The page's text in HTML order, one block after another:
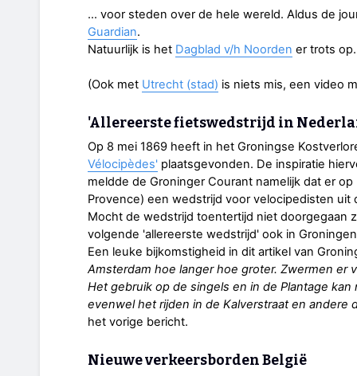
… voor steden over de hele wereld. Aldus de
Guardian.
Natuurlijk is het Dagblad v/h Noorden er trots
(Ook met Utrecht (stad) is niets mis, een video
'Allereerste fietswedstrijd in
Op 8 mei 1869 heeft in het Groningse
Vélocipèdes' plaatsgevonden. De inspiratie
meldde de Groninger Courant namelijk dat er
Provence) een wedstrijd voor velocipedisten
Mocht de wedstrijd toentertijd niet doorgegaan
volgende 'allereerste wedstrijd' ook in
Een leuke bijkomstigheid in dit artikel van
Amsterdam hoe langer hoe groter. Zwermen er
Het gebruik op de singels en in de Plantage
evenwel het rijden in de Kalverstraat en andere
het vorige bericht.
Nieuwe verkeersborden België